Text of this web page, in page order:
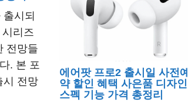
시되
리즈
전망들
. 본 포
시 전망
에어팟 프로2 출시일 사전예
약 할인 혜택 사은품 디자인
스펙 기능 가격 총정리